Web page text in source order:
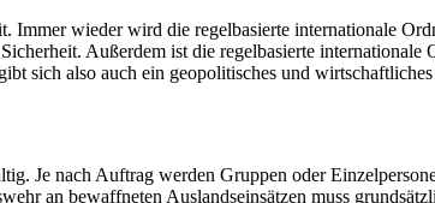
wieder wird die regelbasierte internationale
Außerdem ist die regelbasierte
sich also auch ein geopolitisches und
Je nach Auftrag werden Gruppen oder
an bewaffneten Auslandseinsätzen muss